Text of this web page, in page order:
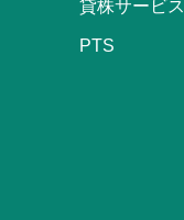
貸株サービス
PTS